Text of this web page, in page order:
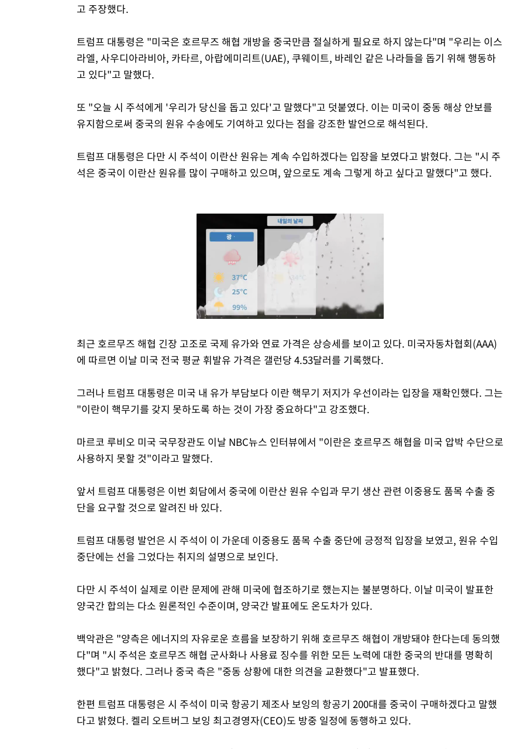
고 주장했다.
트럼프 대통령은 "미국은 호르무즈 해협 개방을 중국만큼 절실하게 필요로 하지 않는다"며 "우리는 이스
라엘, 사우디아라비아, 카타르, 아랍에미리트(UAE), 쿠웨이트, 바레인 같은 나라들을 돕기 위해 행동하
고 있다"고 말했다.
또 "오늘 시 주석에게 '우리가 당신을 돕고 있다'고 말했다"고 덧붙였다. 이는 미국이 중동 해상 안보를
유지함으로써 중국의 원유 수송에도 기여하고 있다는 점을 강조한 발언으로 해석된다.
트럼프 대통령은 다만 시 주석이 이란산 원유는 계속 수입하겠다는 입장을 보였다고 밝혔다. 그는 "시 주
석은 중국이 이란산 원유를 많이 구매하고 있으며, 앞으로도 계속 그렇게 하고 싶다고 말했다"고 했다.
Mute
최근 호르무즈 해협 긴장 고조로 국제 유가와 연료 가격은 상승세를 보이고 있다. 미국자동차협회(AAA)
에 따르면 이날 미국 전국 평균 휘발유 가격은 갤런당 4.53달러를 기록했다.
그러나 트럼프 대통령은 미국 내 유가 부담보다 이란 핵무기 저지가 우선이라는 입장을 재확인했다. 그는
"이란이 핵무기를 갖지 못하도록 하는 것이 가장 중요하다"고 강조했다.
마르코 루비오 미국 국무장관도 이날 NBC뉴스 인터뷰에서 "이란은 호르무즈 해협을 미국 압박 수단으로
사용하지 못할 것"이라고 말했다.
앞서 트럼프 대통령은 이번 회담에서 중국에 이란산 원유 수입과 무기 생산 관련 이중용도 품목 수출 중
단을 요구할 것으로 알려진 바 있다.
트럼프 대통령 발언은 시 주석이 이 가운데 이중용도 품목 수출 중단에 긍정적 입장을 보였고, 원유 수입
중단에는 선을 그었다는 취지의 설명으로 보인다.
다만 시 주석이 실제로 이란 문제에 관해 미국에 협조하기로 했는지는 불분명하다. 이날 미국이 발표한
양국간 합의는 다소 원론적인 수준이며, 양국간 발표에도 온도차가 있다.
백악관은 "양측은 에너지의 자유로운 흐름을 보장하기 위해 호르무즈 해협이 개방돼야 한다는데 동의했
다"며 "시 주석은 호르무즈 해협 군사화나 사용료 징수를 위한 모든 노력에 대한 중국의 반대를 명확히
했다"고 밝혔다. 그러나 중국 측은 "중동 상황에 대한 의견을 교환했다"고 발표했다.
한편 트럼프 대통령은 시 주석이 미국 항공기 제조사 보잉의 항공기 200대를 중국이 구매하겠다고 말했
다고 밝혔다. 켈리 오트버그 보잉 최고경영자(CEO)도 방중 일정에 동행하고 있다.